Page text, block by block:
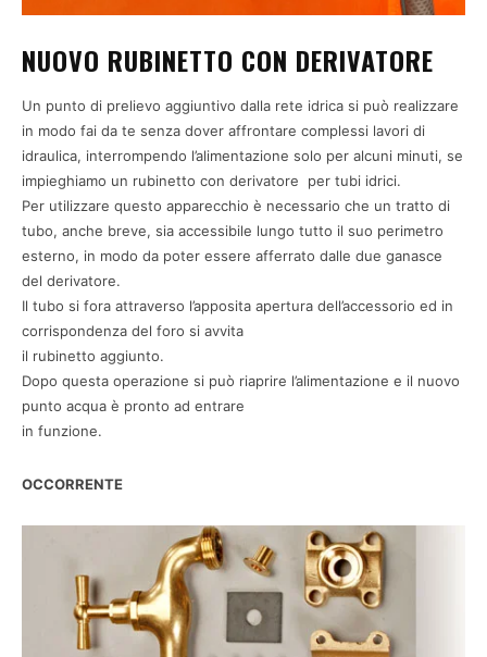
NUOVO RUBINETTO CON DERIVATORE
Un punto di prelievo aggiuntivo dalla rete idrica si può realizzare
in modo fai da te senza dover affrontare complessi lavori di
idraulica, interrompendo l’alimentazione solo per alcuni minuti, se
impieghiamo un rubinetto con derivatore per tubi idrici.
Per utilizzare questo apparecchio è necessario che un tratto di
tubo, anche breve, sia accessibile lungo tutto il suo perimetro
esterno, in modo da poter essere afferrato dalle due ganasce
del derivatore.
Il tubo si fora attraverso l’apposita apertura dell’accessorio ed in
corrispondenza del foro si avvita
il rubinetto aggiunto.
Dopo questa operazione si può riaprire l’alimentazione e il nuovo
punto acqua è pronto ad entrare
in funzione.
OCCORRENTE